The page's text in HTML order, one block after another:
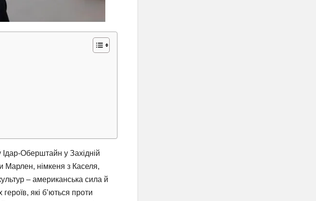
Оберштайн у Західній
Марлен, німкеня з Каселя,
– американська сила й
які б’ються проти